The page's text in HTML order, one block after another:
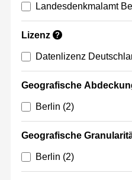
Landesdenkmalamt
Lizenz ?
Datenlizenz
Geografische
Berlin (2)
Geografische
Berlin (2)